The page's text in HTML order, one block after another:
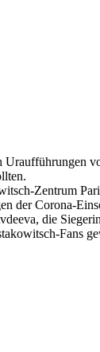
Zentrum
Corona-
die
Fans